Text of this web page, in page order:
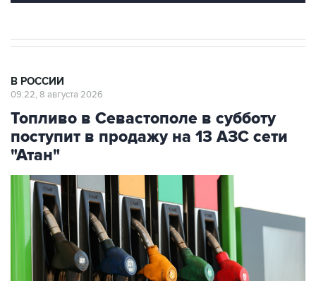
Топливо в Севастополе в субботу
поступит в продажу на 13 АЗС сети
"Атан"